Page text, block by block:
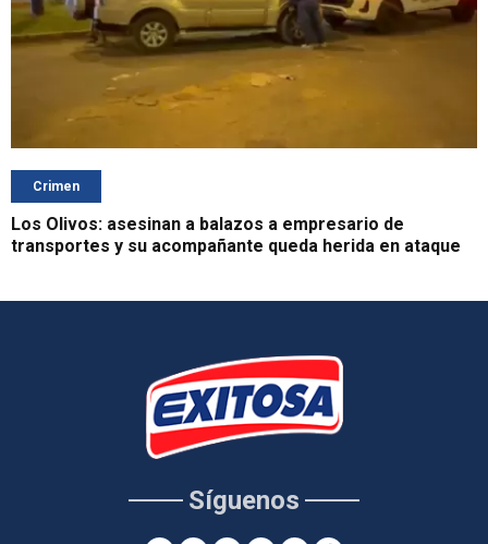
Crimen
Los Olivos: asesinan a balazos a empresario de
transportes y su acompañante queda herida en ataque
Síguenos